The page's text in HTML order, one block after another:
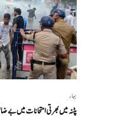
بہار
پٹنہ میں بھرتی امتحانات میں بے